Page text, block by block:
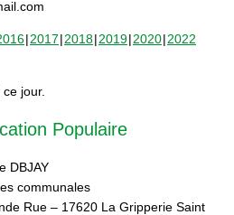
2017 2018 2019 2020 2022
jour.
Populaire
DBJAY
communales
Rue – 17620 La Gripperie Saint